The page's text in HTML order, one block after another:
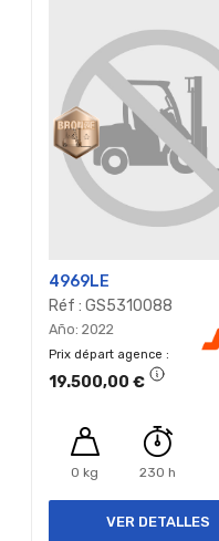
4969LE
Réf : GS5310088
Año: 2022
Prix départ agence
19.500,00 €
0 kg 230 h
VER DETALLES